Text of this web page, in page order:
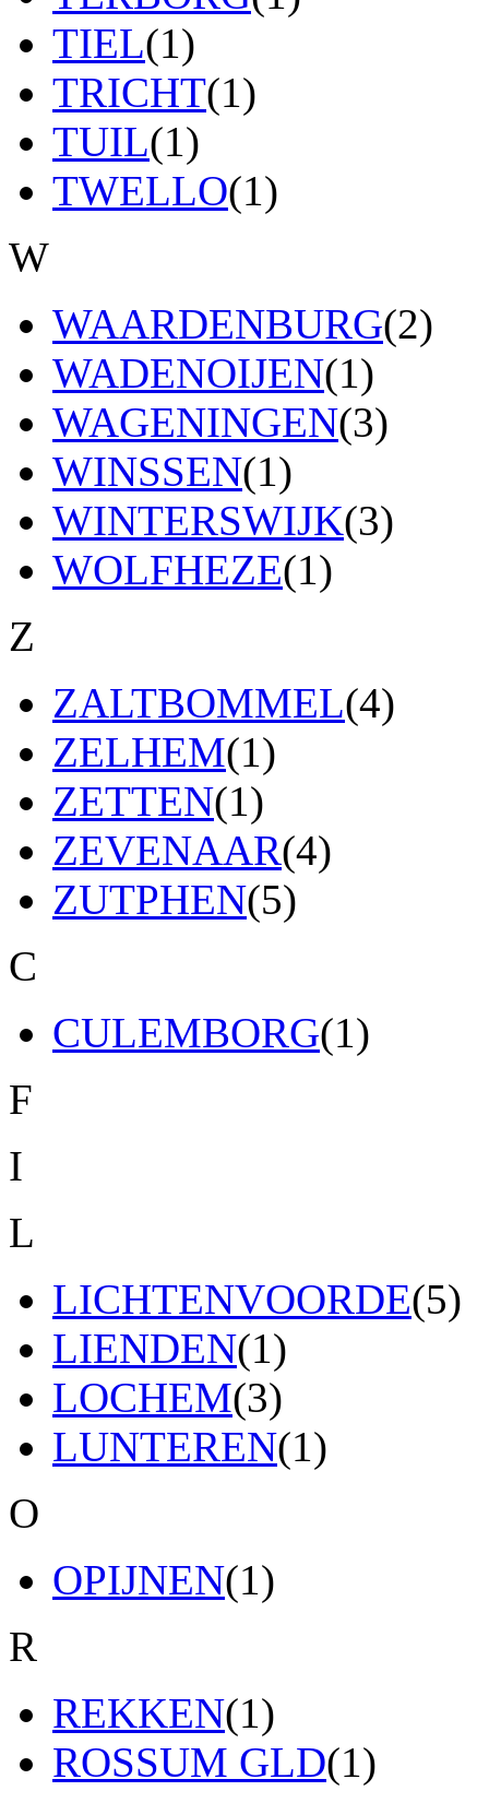
TIEL(1)
TRICHT(1)
TUIL(1)
TWELLO(1)
W
WAARDENBURG(2)
WADENOIJEN(1)
WAGENINGEN(3)
WINSSEN(1)
WINTERSWIJK(3)
WOLFHEZE(1)
Z
ZALTBOMMEL(4)
ZELHEM(1)
ZETTEN(1)
ZEVENAAR(4)
ZUTPHEN(5)
C
CULEMBORG(1)
F
I
L
LICHTENVOORDE(5)
LIENDEN(1)
LOCHEM(3)
LUNTEREN(1)
O
OPIJNEN(1)
R
REKKEN(1)
ROSSUM GLD(1)